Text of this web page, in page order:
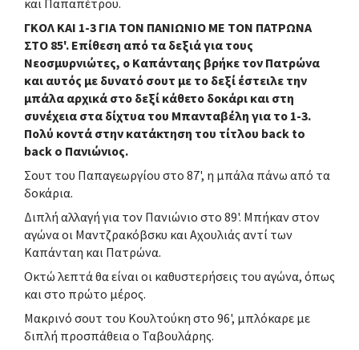
ΓΚΟΛ ΚΑΙ 1-3 ΓΙΑ ΤΟΝ ΠΑΝΙΩΝΙΟ ΜΕ ΤΟΝ ΠΑΤΡΩΝΑ
ΣΤΟ 85'. Επίθεση από τα δεξιά για τους
Νεοσμυρνιώτες, ο Καπάνταης βρήκε τον Πατρώνα
και αυτός με δυνατό σουτ με το δεξί έστειλε την
μπάλα αρχικά στο δεξί κάθετο δοκάρι και στη
συνέχεια στα δίχτυα του Μπανταβέλη για το 1-3.
Πολύ κοντά στην κατάκτηση του τίτλου back to
back o Πανιώνιος.
Σουτ του Παπαγεωργίου στο 87', η μπάλα πάνω από τα
δοκάρια.
Διπλή αλλαγή για τον Πανιώνιο στο 89'. Μπήκαν στον
αγώνα οι Μαντζρακόβσκυ και Αχουλιάς αντί των
Καπάνταη και Πατρώνα.
Οκτώ λεπτά θα είναι οι καθυστερήσεις του αγώνα, όπως
και στο πρώτο μέρος.
Μακρινό σουτ του Κουλτούκη στο 96', μπλόκαρε με
διπλή προσπάθεια ο Ταβουλάρης.